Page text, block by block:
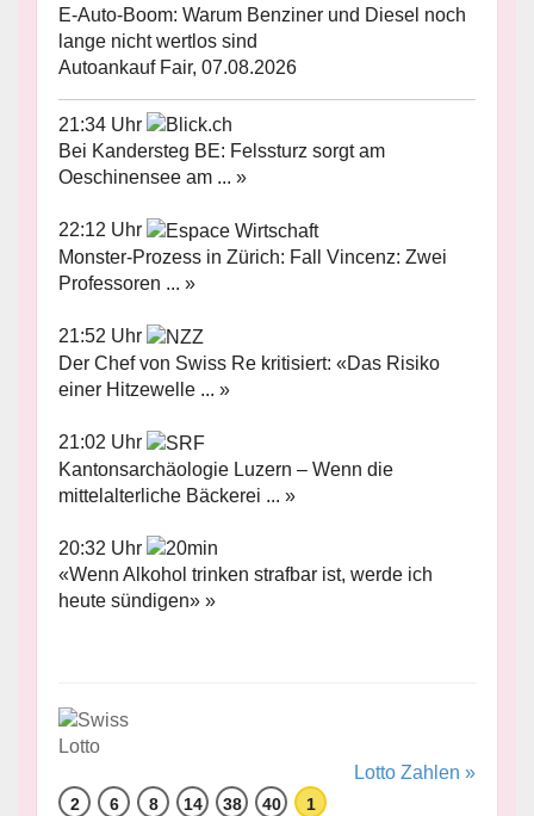
E-Auto-Boom: Warum Benziner und Diesel noch
lange nicht wertlos sind
Autoankauf Fair, 07.08.2026
21:34 Uhr
Bei Kandersteg BE: Felssturz sorgt am
Oeschinensee am ... »
22:12 Uhr
Monster-Prozess in Zürich: Fall Vincenz: Zwei
Professoren ... »
21:52 Uhr
Der Chef von Swiss Re kritisiert: «Das Risiko
einer Hitzewelle ... »
21:02 Uhr
Kantonsarchäologie Luzern – Wenn die
mittelalterliche Bäckerei ... »
20:32 Uhr
«Wenn Alkohol trinken strafbar ist, werde ich
heute sündigen» »
Lotto Zahlen »
2 6 8 14 38 40 1